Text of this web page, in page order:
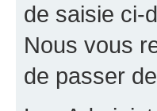
de saisie ci-
Nous vous
de passer